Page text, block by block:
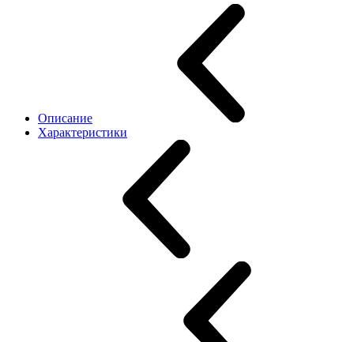
Описание
Характеристики